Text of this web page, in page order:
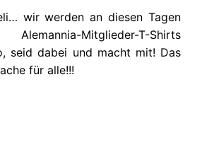
wir werden an diesen Tagen
Mitglieder-T-Shirts
seid dabei und macht mit! Das
für alle!!!